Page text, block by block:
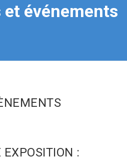
événements
EXPOSITION :